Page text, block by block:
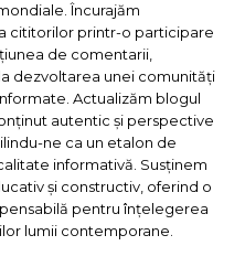
Încurajăm
cititorilor printr-o participare
de comentarii,
dezvoltarea unei comunități
Actualizăm blogul
autentic și perspective
ne ca un etalon de
informativă. Susținem
și constructiv, oferind o
pentru înțelegerea
lumii contemporane.